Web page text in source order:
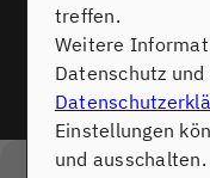
Jetzt
treffen.
Weitere
Datenschutz
Einstellungen
und ausschalten.